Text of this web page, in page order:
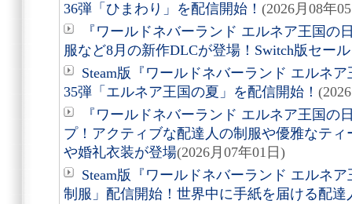
36弾「ひまわり」を配信開始！ (2026月08年
『ワールドネバーランド エルネア王国の
服など8月の新作DLCが登場！Switch版セー
Steam版『ワールドネバーランド エルネ
35弾「エルネア王国の夏」を配信開始！
『ワールドネバーランド エルネア王国の
プ！アクティブな配達人の制服や優雅なテ
や婚礼衣装が登場(2026月07年01日)
Steam版『ワールドネバーランド エルネ
制服」配信開始！世界中に手紙を届ける配